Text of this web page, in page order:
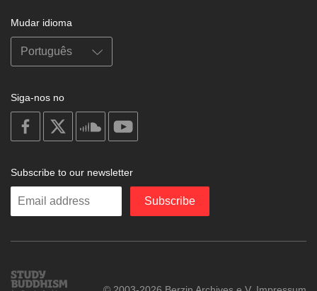
Mudar idioma
Siga-nos no
on
facebook
soundcloud
Subscribe to our newsletter
Enter
Subscribe
Study